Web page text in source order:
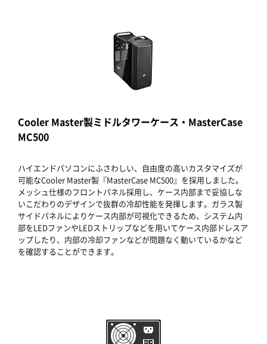
Cooler Master製ミドルタワーケース・MasterCase
MC500
ハイエンドパソコンにふさわしい、自由度の高いカスタマイズが
可能なCooler Master製『MasterCase MC500』を採用しました。
メッシュ仕様のフロントパネル採用し、ケース内部まで妥協しな
いこだわりのデザインで抜群の冷却性能を発揮します。ガラス製
サイドパネルによりケース内部が可視化できるため、システム内
部をLEDファンやLEDストリップなどを用いてケース内部ドレスア
ップしたり、内部の冷却ファンなどが問題なく動いているかなど
を確認することができます。